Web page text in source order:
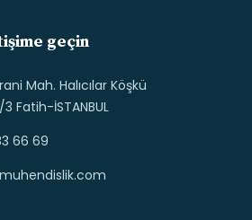
geçin
Mah. Halıcılar Köşkü
Fatih-İSTANBUL
66 69